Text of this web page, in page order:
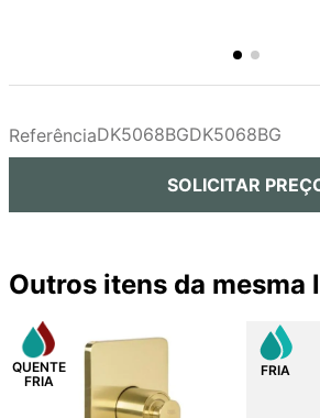
ReferênciaDK5068BGDK5068BG
SOLICITAR
Outros itens da mesma